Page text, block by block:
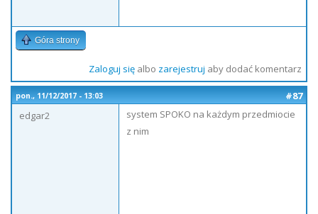
Góra strony
Zaloguj sięalbo zarejestruj aby dodać komentarz
pon., 11/12/2017 - 13:03
#87
edgar2
system SPOKO na każdym przedmiocie
z nim